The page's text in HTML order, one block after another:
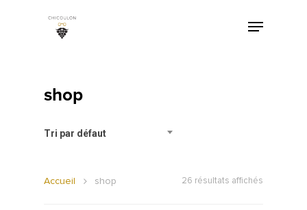
shop
Tri par défaut
26 résultats affichés
Accueil shop